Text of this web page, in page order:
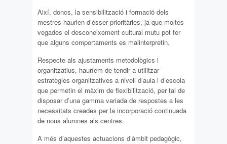
Així, doncs, la sensibilització i formació dels
mestres haurien d’ésser prioritàries, ja que moltes
vegades el desconeixement cultural mutu pot fer
que alguns comportaments es malinterpretin.
Respecte als ajustaments metodològics i
organitzatius, hauríem de tendir a utilitzar
estratègies organitzatives a nivell d’aula i d’escola
que permetin el màxim de flexibilització, per tal de
disposar d’una gamma variada de respostes a les
necessitats creades per la incorporació continuada
de nous alumnes als centres.
A més d’aquestes actuacions d’àmbit pedagògic,